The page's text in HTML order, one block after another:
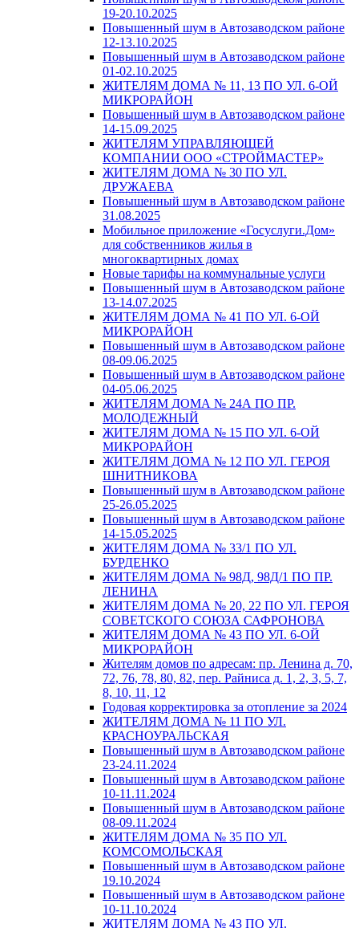
19-20.10.2025
Повышенный шум в Автозаводском районе
12-13.10.2025
Повышенный шум в Автозаводском районе
01-02.10.2025
ЖИТЕЛЯМ ДОМА № 11, 13 ПО УЛ. 6-ОЙ
МИКРОРАЙОН
Повышенный шум в Автозаводском районе
14-15.09.2025
ЖИТЕЛЯМ УПРАВЛЯЮЩЕЙ
КОМПАНИИ ООО «СТРОЙМАСТЕР»
ЖИТЕЛЯМ ДОМА № 30 ПО УЛ.
ДРУЖАЕВА
Повышенный шум в Автозаводском районе
31.08.2025
Мобильное приложение «Госуслуги.Дом»
для собственников жилья в
многоквартирных домах
Новые тарифы на коммунальные услуги
Повышенный шум в Автозаводском районе
13-14.07.2025
ЖИТЕЛЯМ ДОМА № 41 ПО УЛ. 6-ОЙ
МИКРОРАЙОН
Повышенный шум в Автозаводском районе
08-09.06.2025
Повышенный шум в Автозаводском районе
04-05.06.2025
ЖИТЕЛЯМ ДОМА № 24А ПО ПР.
МОЛОДЕЖНЫЙ
ЖИТЕЛЯМ ДОМА № 15 ПО УЛ. 6-ОЙ
МИКРОРАЙОН
ЖИТЕЛЯМ ДОМА № 12 ПО УЛ. ГЕРОЯ
ШНИТНИКОВА
Повышенный шум в Автозаводском районе
25-26.05.2025
Повышенный шум в Автозаводском районе
14-15.05.2025
ЖИТЕЛЯМ ДОМА № 33/1 ПО УЛ.
БУРДЕНКО
ЖИТЕЛЯМ ДОМА № 98Д, 98Д/1 ПО ПР.
ЛЕНИНА
ЖИТЕЛЯМ ДОМА № 20, 22 ПО УЛ. ГЕРОЯ
СОВЕТСКОГО СОЮЗА САФРОНОВА
ЖИТЕЛЯМ ДОМА № 43 ПО УЛ. 6-ОЙ
МИКРОРАЙОН
Жителям домов по адресам: пр. Ленина д. 70,
72, 76, 78, 80, 82, пер. Райниса д. 1, 2, 3, 5, 7,
8, 10, 11, 12
Годовая корректировка за отопление за 2024
ЖИТЕЛЯМ ДОМА № 11 ПО УЛ.
КРАСНОУРАЛЬСКАЯ
Повышенный шум в Автозаводском районе
23-24.11.2024
Повышенный шум в Автозаводском районе
10-11.11.2024
Повышенный шум в Автозаводском районе
08-09.11.2024
ЖИТЕЛЯМ ДОМА № 35 ПО УЛ.
КОМСОМОЛЬСКАЯ
Повышенный шум в Автозаводском районе
19.10.2024
Повышенный шум в Автозаводском районе
10-11.10.2024
ЖИТЕЛЯМ ДОМА № 43 ПО УЛ.